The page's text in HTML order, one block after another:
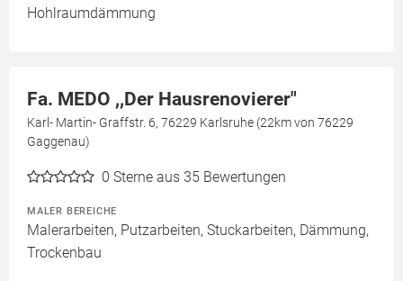
Hohlraumdämmung
Fa. MEDO ,,Der Hausrenovierer"
Karl- Martin- Graffstr. 6, 76229 Karlsruhe (22km von 76229
Gaggenau)
0 Sterne aus 35 Bewertungen
MALER BEREICHE
Malerarbeiten, Putzarbeiten, Stuckarbeiten, Dämmung,
Trockenbau